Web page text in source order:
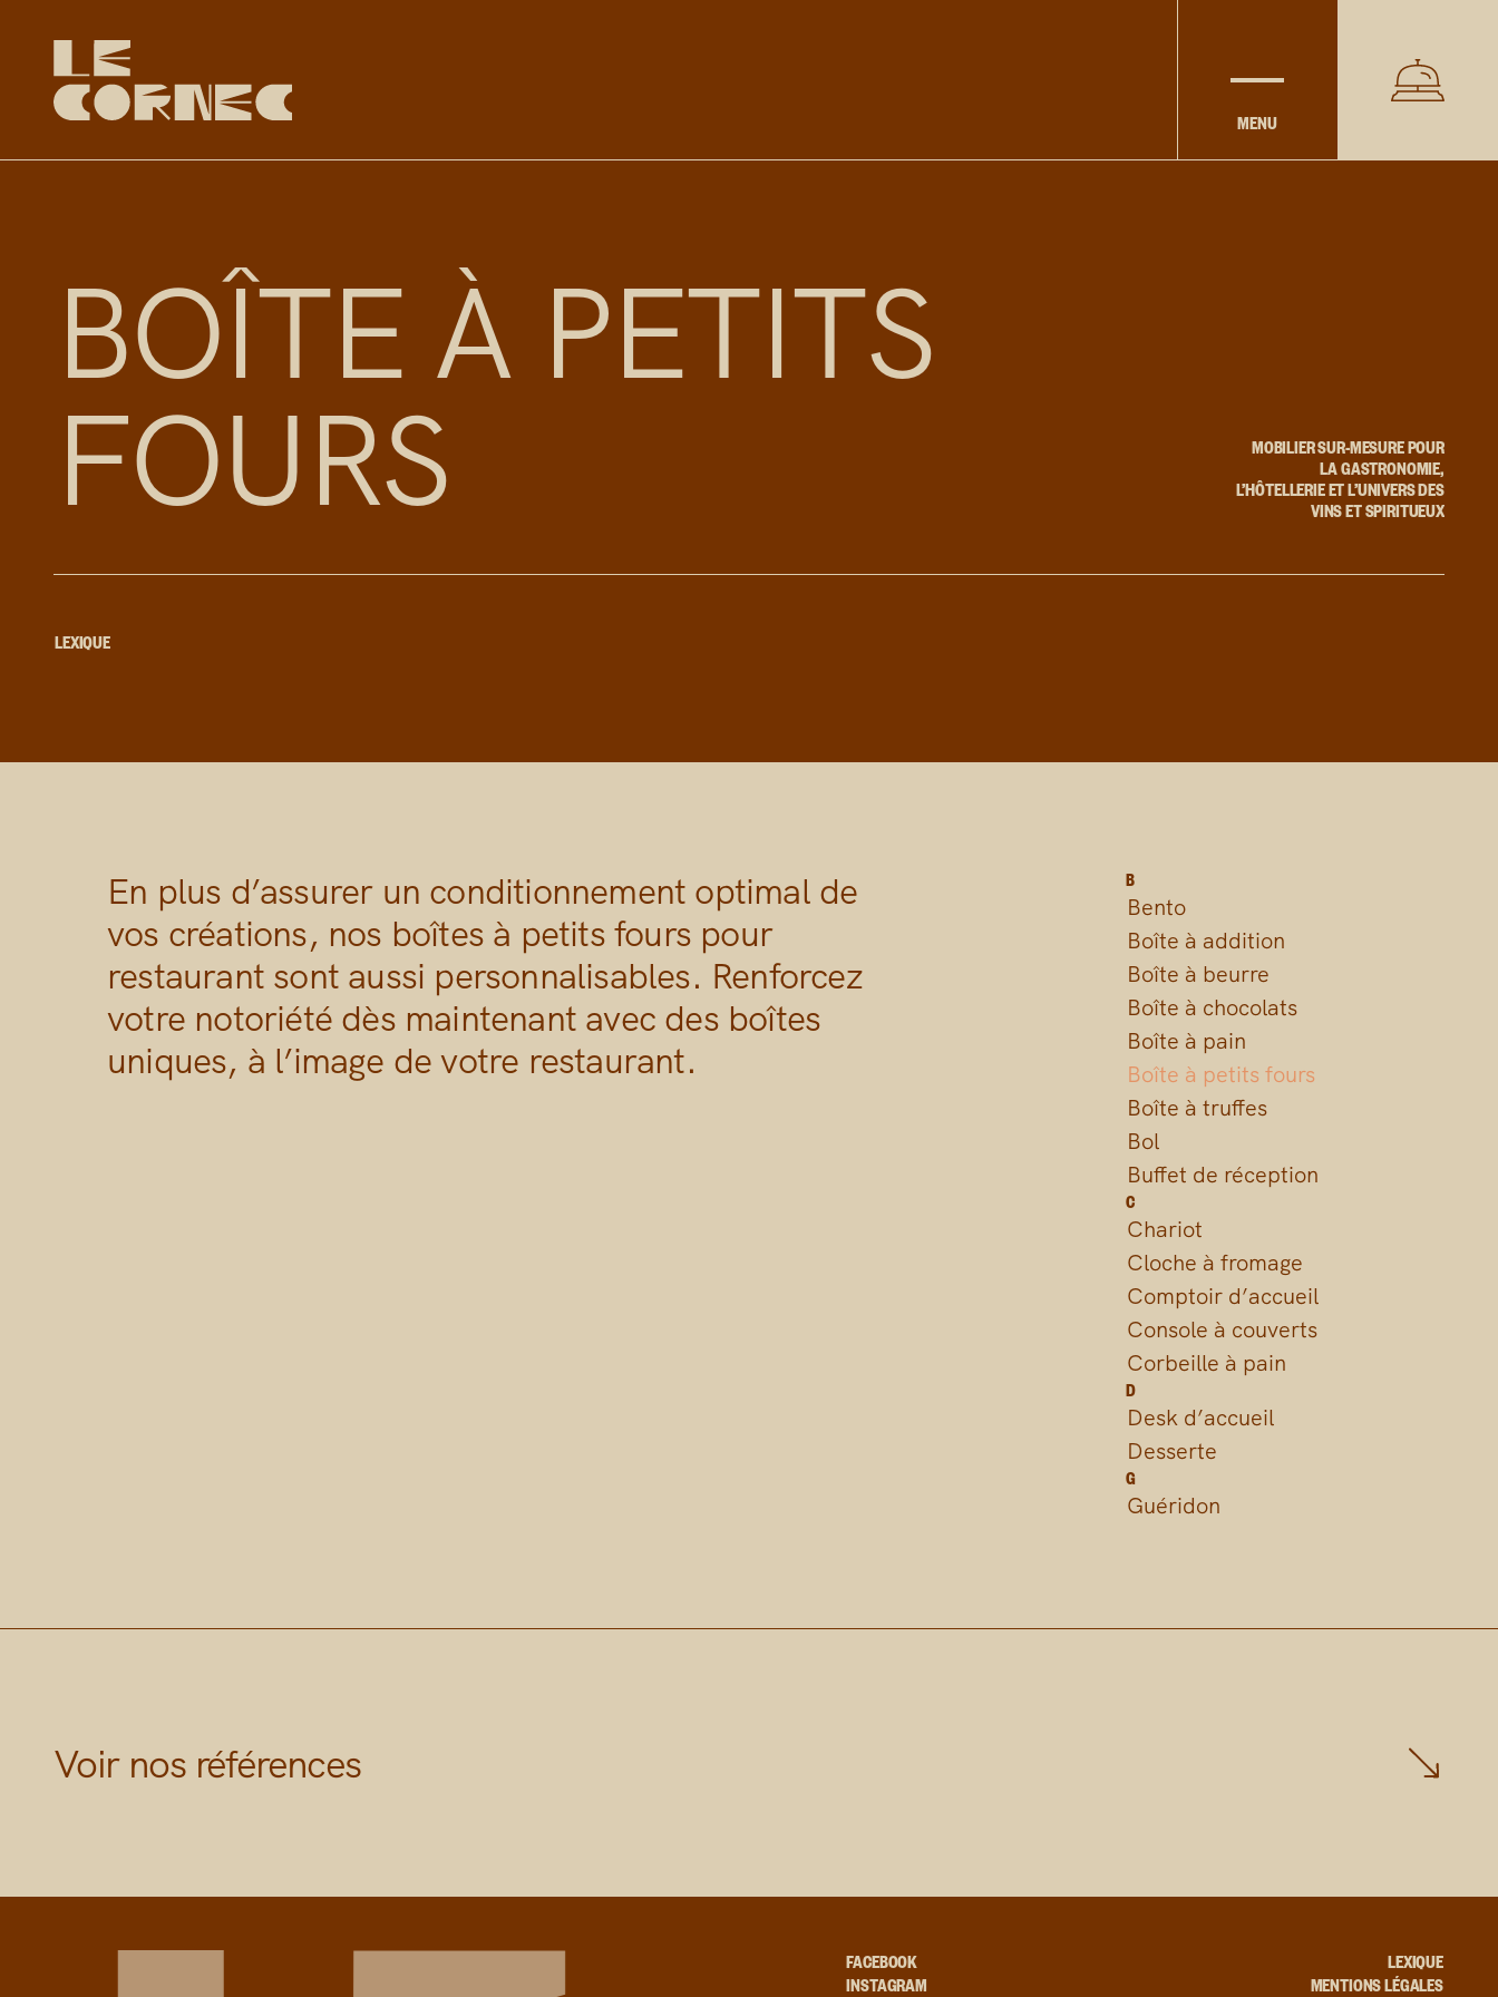
MENU
BOÎTE À PETITS
FOURS
MOBILIER SUR-MESURE POUR
LA GASTRONOMIE,
L’HÔTELLERIE ET L’UNIVERS DES
VINS ET SPIRITUEUX
LEXIQUE
En plus d’assurer un conditionnement optimal de
vos créations, nos boîtes à petits fours pour
restaurant sont aussi personnalisables. Renforcez
votre notoriété dès maintenant avec des boîtes
uniques, à l’image de votre restaurant.
B
Bento
Boîte à addition
Boîte à beurre
Boîte à chocolats
Boîte à pain
Boîte à petits fours
Boîte à truffes
Bol
Buffet de réception
C
Chariot
Cloche à fromage
Comptoir d’accueil
Console à couverts
Corbeille à pain
D
Desk d’accueil
Desserte
G
Guéridon
Voir nos références
FACEBOOK
INSTAGRAM
LEXIQUE
MENTIONS LÉGALES